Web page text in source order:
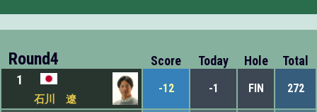
Round4 Score Today Hole
Total
1
石川 遼
-12 -1 FIN 272